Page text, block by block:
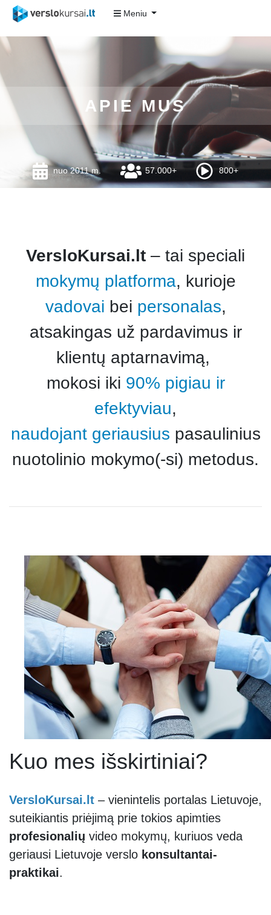
Meniu
APIE MUS
nuo 2011 m. 57.000+ 800+
VersloKursai.lt – tai speciali
mokymų platforma, kurioje
vadovai bei personalas,
atsakingas už pardavimus ir
klientų aptarnavimą,
mokosi iki 90% pigiau ir
efektyviau,
naudojant geriausius pasaulinius
nuotolinio mokymo(-si) metodus.
Kuo mes išskirtiniai?
VersloKursai.lt – vienintelis portalas Lietuvoje,
suteikiantis priėjimą prie tokios apimties
profesionalių video mokymų, kuriuos veda
geriausi Lietuvoje verslo konsultantai-
praktikai.